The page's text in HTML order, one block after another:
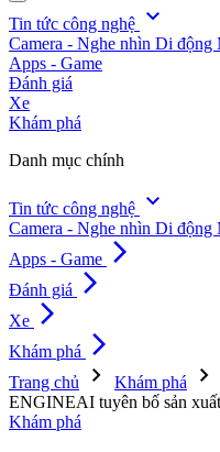
search
Tin tức công nghệ expand_more
Camera - Nghe nhìn Di động
Apps - Game
Đánh giá
Xe
Khám phá
Danh mục chính
Tin tức công nghệ expand_more
Camera - Nghe nhìn Di động
Apps - Game arrow_forward_ios
Đánh giá arrow_forward_ios
Xe arrow_forward_ios
Khám phá arrow_forward_ios
Trang chủ chevron_right Khám phá chevron_right
ENGINEAI tuyên bố sản
Khám phá